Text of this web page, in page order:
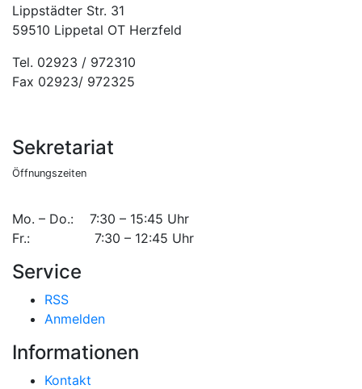
Lippstädter Str. 31
59510 Lippetal OT Herzfeld
Tel. 02923 / 972310
Fax 02923/ 972325
Sekretariat
Öffnungszeiten
Mo. – Do.: 7:30 – 15:45 Uhr
Fr.: 7:30 – 12:45 Uhr
Service
RSS
Anmelden
Informationen
Kontakt